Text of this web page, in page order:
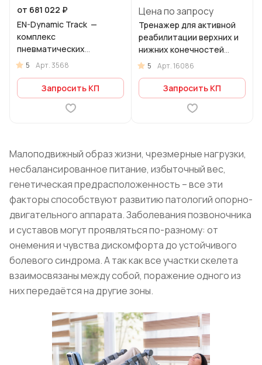
от 681 022 ₽
EN-Dynamic Track —
комплекс
пневматических
реабилитационных
тренажеров
5 Арт.3568
Запросить КП
Цена по запросу
Тренажер для активной
реабилитации верхних и
нижних конечностей
Total Body Bike
5 Арт.16086
Запросить КП
Малоподвижный образ жизни, чрезмерные нагрузки,
несбалансированное питание, избыточный вес,
генетическая предрасположенность – все эти
факторы способствуют развитию патологий опорно-
двигательного аппарата. Заболевания позвоночника
и суставов могут проявляться по-разному: от
онемения и чувства дискомфорта до устойчивого
болевого синдрома. А так как все участки скелета
взаимосвязаны между собой, поражение одного из
них передаётся на другие зоны.